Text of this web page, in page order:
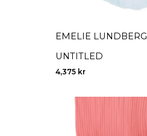
EMELIE LUNDBERG
UNTITLED
4,375 kr